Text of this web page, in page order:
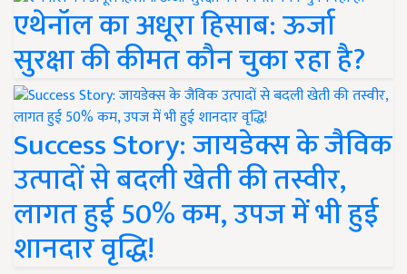
एथेनॉल का अधूरा हिसाब: ऊर्जा
सुरक्षा की कीमत कौन चुका रहा है?
Success Story: जायडेक्स के जैविक
उत्पादों से बदली खेती की तस्वीर,
लागत हुई 50% कम, उपज में भी हुई
शानदार वृद्धि!